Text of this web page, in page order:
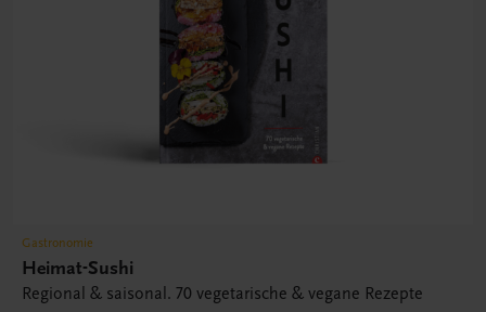
Gastronomie
Heimat-Sushi
Regional & saisonal. 70 vegetarische & vegane Rezepte